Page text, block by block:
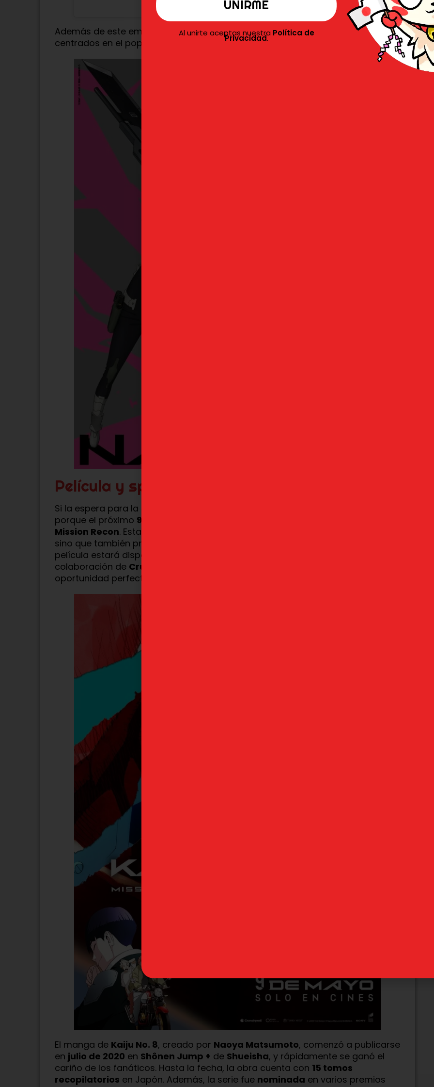
Además de este emocionante tráiler, se mostraron dospósteres exclusivos
centrados en el popular personaje
Gen Narumi.
Película y spin-offs de Kaiju No. 8
Si la espera para la
porque el próximo 9 de mayo
Mission Recon. Esta película no solo recopila la primera temporada de la serie,
sino que también presenta un
película estará disponible en
colaboración de Crunchyroll
oportunidad perfecta para revivir la acción en la pantalla grande!
El manga de Kaiju No. 8, creado por Naoya Matsumoto, comenzó a publicarse
en julio de 2020 en Shônen Jump + de Shueisha, y rápidamente se ganó el
cariño de los fanáticos. Hasta la fecha, la obra cuenta con 15 tomos
recopilatorios en Japón. Además, la serie fue nominada en varios premios
Derecho Yomi no Tsugai
Sega Luminasta
45,99
Al unirte aceptas nuestra Política de
Privacidad.